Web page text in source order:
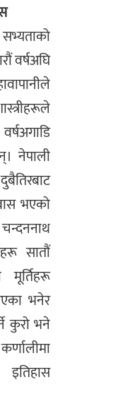
वर्षअघि
नेपाली
भएको
सातौं
भनेर
कुरो भने